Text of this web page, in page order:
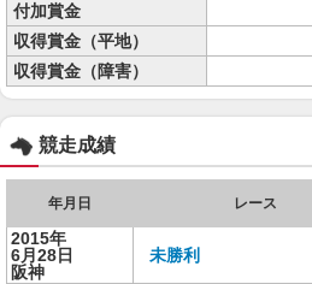
付加賞金
収得賞金（平地）
収得賞金（障害）
競走成績
年月日 レース
2015年
6月28日
阪神
未勝利